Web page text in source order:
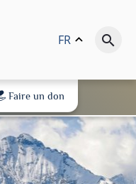
FR keyboard_arrow_up search
Faire un don